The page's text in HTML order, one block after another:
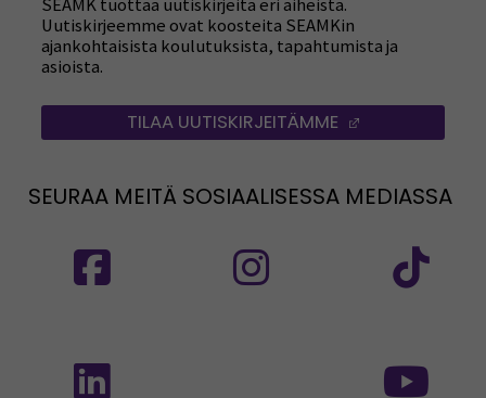
SEAMK tuottaa uutiskirjeitä eri aiheista.
Uutiskirjeemme ovat koosteita SEAMKin
ajankohtaisista koulutuksista, tapahtumista ja
asioista.
TILAA UUTISKIRJEITÄMME
SEURAA MEITÄ SOSIAALISESSA MEDIASSA